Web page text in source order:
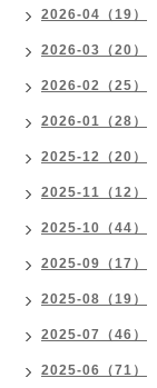
2026-04（19）
2026-03（20）
2026-02（25）
2026-01（28）
2025-12（20）
2025-11（12）
2025-10（44）
2025-09（17）
2025-08（19）
2025-07（46）
2025-06（71）